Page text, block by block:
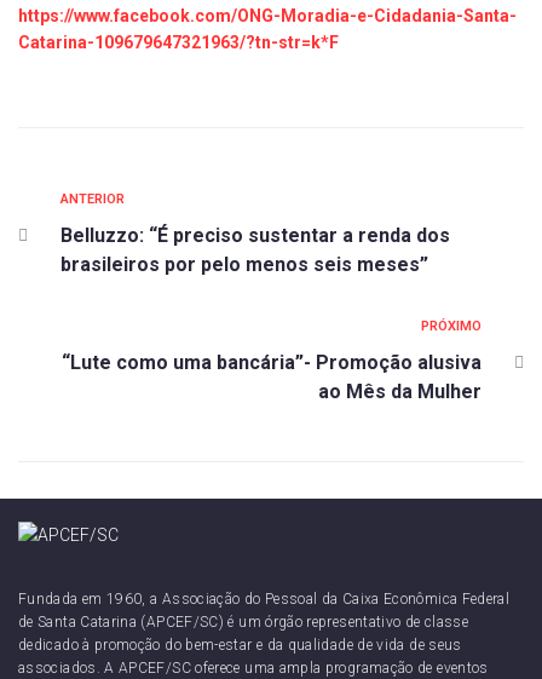
https://www.facebook.com/ONG-Moradia-e-Cidadania-Santa-
Catarina-109679647321963/?tn-str=k*F
ANTERIOR
Belluzzo: “É preciso sustentar a renda dos
brasileiros por pelo menos seis meses”
PRÓXIMO
“Lute como uma bancária”- Promoção alusiva
ao Mês da Mulher
Fundada em 1960, a Associação do Pessoal da Caixa Econômica Federal
de Santa Catarina (APCEF/SC) é um órgão representativo de classe
dedicado à promoção do bem-estar e da qualidade de vida de seus
associados. A APCEF/SC oferece uma ampla programação de eventos